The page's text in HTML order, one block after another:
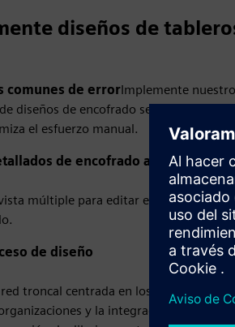
diseños de
comunes de errorImplemente
diseños de encofrado sea fácil y
el esfuerzo manual.
de encofrado a gran escala
múltiple para editar en un
de diseño
troncal centrada en los datos, la
y la integración con